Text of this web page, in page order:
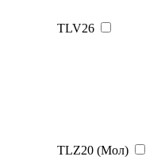
TLV26
TLZ20 (Мол)